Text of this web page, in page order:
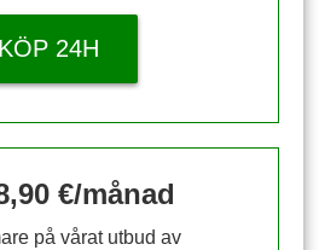
KÖP 24H
€/månad
på vårat utbud av